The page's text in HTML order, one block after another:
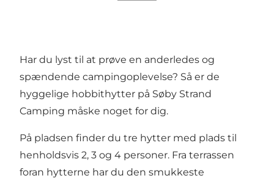
Har du lyst til at prøve en anderledes og
spændende campingoplevelse? Så er de
hyggelige hobbithytter på Søby Strand
Camping måske noget for dig.
På pladsen finder du tre hytter med plads til
henholdsvis 2, 3 og 4 personer. Fra terrassen
foran hytterne har du den smukkeste